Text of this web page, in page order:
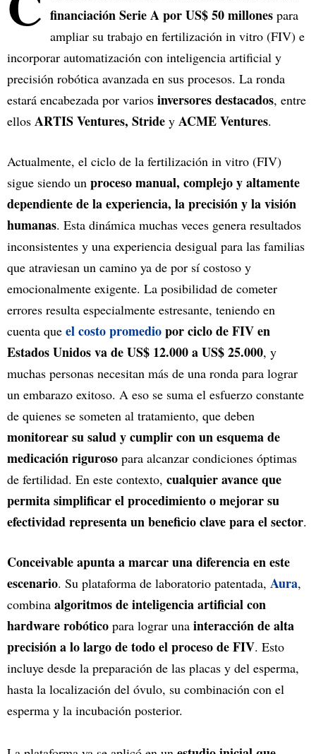
financiación Serie A por US$ 50 millones para
ampliar su trabajo en fertilización in vitro (FIV) e
incorporar automatización con inteligencia artificial y
precisión robótica avanzada en sus procesos. La ronda
estará encabezada por varios inversores destacados, entre
ellos ARTIS Ventures, Stride y ACME Ventures.
Actualmente, el ciclo de la fertilización in vitro (FIV)
sigue siendo un proceso manual, complejo y altamente
dependiente de la experiencia, la precisión y la visión
humanas. Esta dinámica muchas veces genera resultados
inconsistentes y una experiencia desigual para las familias
que atraviesan un camino ya de por sí costoso y
emocionalmente exigente. La posibilidad de cometer
errores resulta especialmente estresante, teniendo en
cuenta que el costo promediopor ciclo de FIV en
Estados Unidos va de US$ 12.000 a US$ 25.000, y
muchas personas necesitan más de una ronda para lograr
un embarazo exitoso. A eso se suma el esfuerzo constante
de quienes se someten al tratamiento, que deben
monitorear su salud y cumplir con un esquema de
medicación riguroso para alcanzar condiciones óptimas
de fertilidad. En este contexto, cualquier avance que
permita simplificar el procedimiento o mejorar su
efectividad representa un beneficio clave para el sector.
Conceivable apunta a marcar una diferencia en este
escenario. Su plataforma de laboratorio patentada, Aura,
combina algoritmos de inteligencia artificial con
hardware robótico para lograr una interacción de alta
precisión a lo largo de todo el proceso de FIV. Esto
incluye desde la preparación de las placas y del esperma,
hasta la localización del óvulo, su combinación con el
esperma y la incubación posterior.